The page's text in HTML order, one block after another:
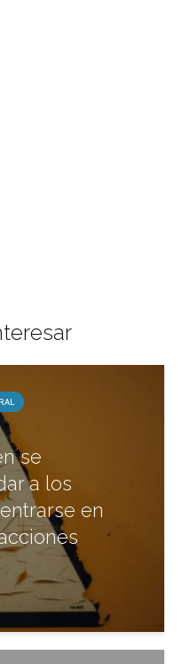
se
a los
en